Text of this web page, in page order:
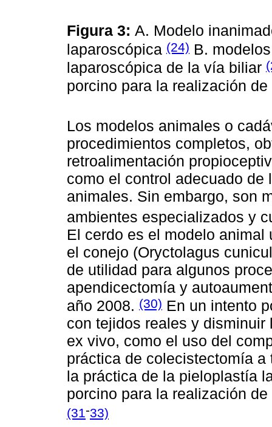
Figura 3: A. Modelo
laparoscópica (24) B.
laparoscópica de la vía biliar
porcino para la realización
Los modelos animales o
procedimientos completos,
retroalimentación
como el control adecuado
animales. Sin embargo, son
ambientes especializados y
El cerdo es el modelo
el conejo (Oryctolagus
de utilidad para algunos
apendicectomía y
año 2008. (30) En un intento
con tejidos reales y
ex vivo, como el uso del
práctica de colecistectomía
la práctica de la pieloplastía
porcino para la realización
(31 -33)